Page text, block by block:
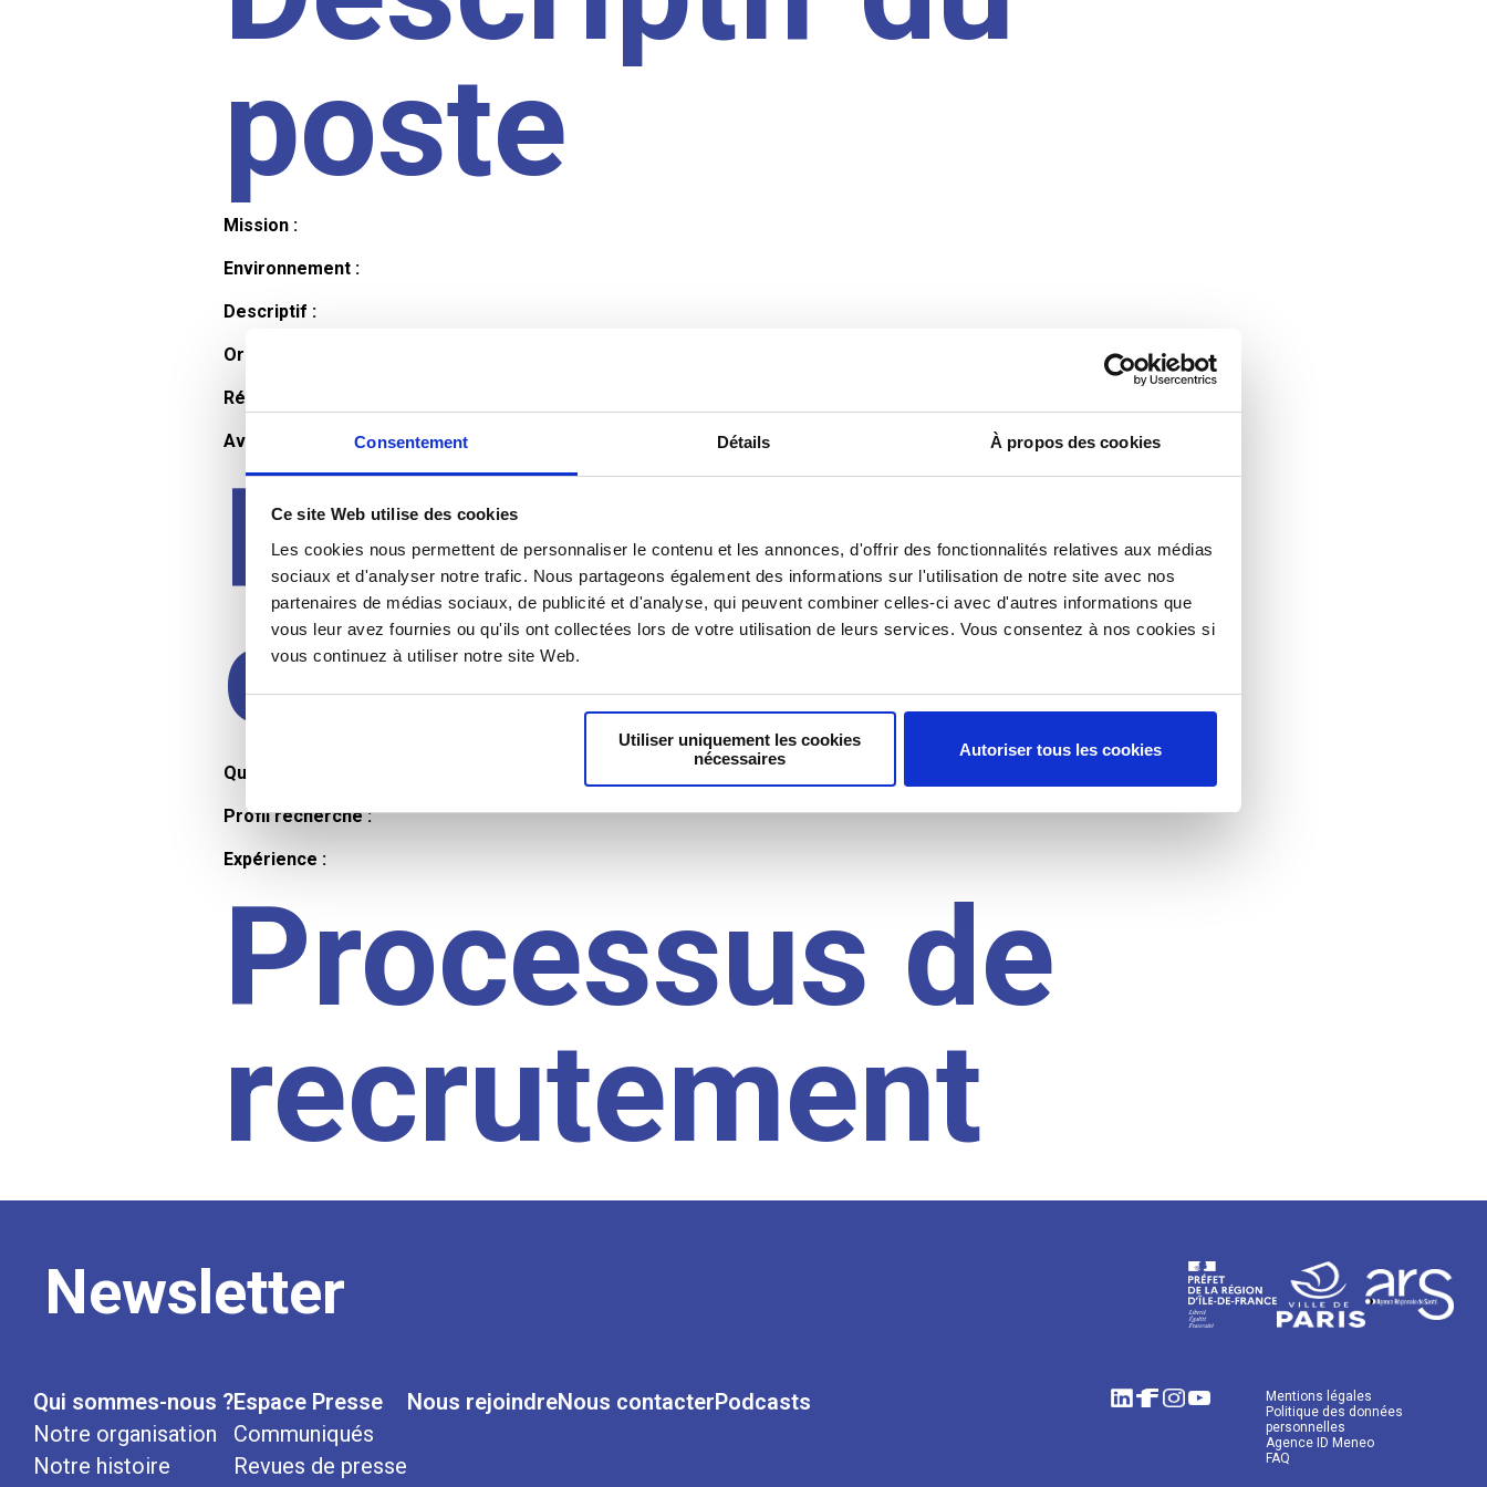
Consentement Détails À propos des cookies
Ce site Web utilise des cookies
Les cookies nous permettent de personnaliser le contenu et les annonces, d'offrir des fonctionnalités relatives aux médias
sociaux et d'analyser notre trafic. Nous partageons également des informations sur l'utilisation de notre site avec nos
partenaires de médias sociaux, de publicité et d'analyse, qui peuvent combiner celles-ci avec d'autres informations que
vous leur avez fournies ou qu'ils ont collectées lors de votre utilisation de leurs services. Vous consentez à nos cookies si
vous continuez à utiliser notre site Web.
Utiliser uniquement les cookies
nécessaires
Autoriser tous les cookies
poste
Mission :
Environnement :
Descriptif :
Organisation et horaires :
Rémunération :
Avantages :
Profil du
candidat
Qualifications et diplômes :
Profil recherché :
Expérience :
Processus de
recrutement
Newsletter
Qui sommes-nous ?
Notre organisation
Notre histoire
Espace Presse
Communiqués
Revues de presse
Nous rejoindreNous contacterPodcasts
Mentions légales
Politique des données
personnelles
Agence ID Meneo
FAQ